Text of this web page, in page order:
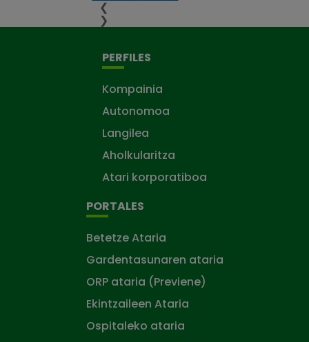
❮
❯
PERFILES
Kompainia
Autonomoa
Langilea
Aholkularitza
Atari korporatiboa
PORTALES
Betetze Ataria
Gardentasunaren ataria
ORP ataria (Previene)
Ekintzaileen Ataria
Ospitaleko ataria